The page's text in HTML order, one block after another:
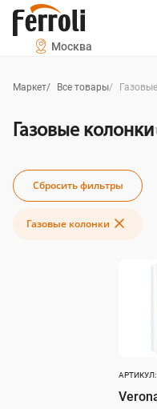
Москва
Маркет Все товары
Газовые колонки1
Сбросить фильтры
Газовые колонки
АРТИКУЛ: